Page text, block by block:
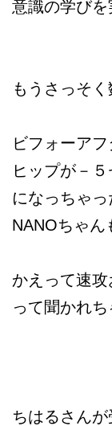
意識の学び
もうさっそ
ビフォーア
ヒップが－
になっちゃ
NANOちゃん
かえって速攻
って聞かれ
ちはるさん